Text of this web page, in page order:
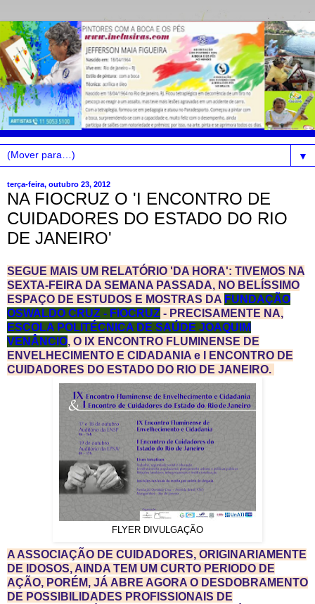
▼
terça-feira, outubro 23, 2012
NA FIOCRUZ O 'I ENCONTRO DE
CUIDADORES DO ESTADO DO RIO
DE JANEIRO'
SEGUE MAIS UM RELATÓRIO 'DA HORA': TIVEMOS NA
SEXTA-FEIRA DA SEMANA PASSADA, NO BELÍSSIMO
ESPAÇO DE ESTUDOS E MOSTRAS DA FUNDAÇÃO
OSWALDO CRUZ - FIOCRUZ - PRECISAMENTE NA,
ESCOLA POLITÉCNICA DE SAÚDE JOAQUIM
VENÂNCIO, O IX ENCONTRO FLUMINENSE DE
ENVELHECIMENTO E CIDADANIA e I ENCONTRO DE
CUIDADORES DO ESTADO DO RIO DE JANEIRO.
FLYER DIVULGAÇÃO
A ASSOCIAÇÃO DE CUIDADORES, ORIGINARIAMENTE
DE IDOSOS, AINDA TEM UM CURTO PERIODO DE
AÇÃO, PORÉM, JÁ ABRE AGORA O DESDOBRAMENTO
DE POSSIBILIDADES PROFISSIONAIS DE